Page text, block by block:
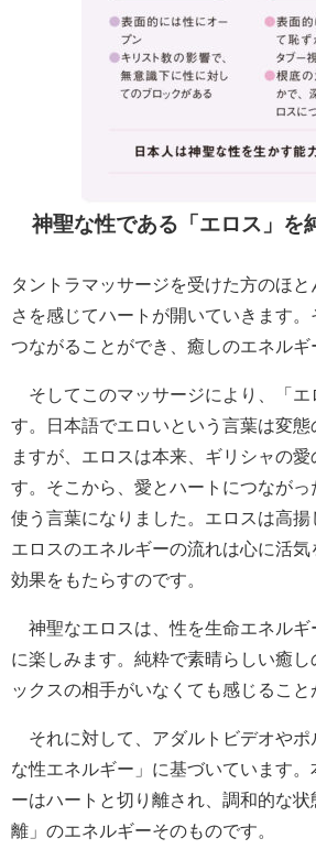
神聖な性である「エロス」を
タントラマッサージを受けた方のほ
さを感じてハートが開いていきます
つながることができ、癒しのエネルギ
そしてこのマッサージにより、「エ
す。日本語でエロいという言葉は変
ますが、エロスは本来、ギリシャの愛
す。そこから、愛とハートにつながっ
使う言葉になりました。エロスは高揚
エロスのエネルギーの流れは心に活
効果をもたらすのです。
神聖なエロスは、性を生命エネルギ
に楽しみます。純粋で素晴らしい癒
ックスの相手がいなくても感じること
それに対して、アダルトビデオやポ
な性エネルギー」に基づいています
ーはハートと切り離され、調和的な
離」のエネルギーそのものです。